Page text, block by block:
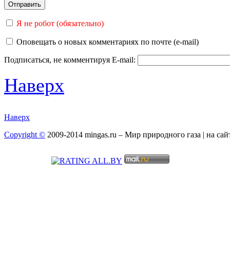
Я не робот (обязательно)
Оповещать о новых комментариях по почте (e-mail)
Подписаться, не комментируя E-mail:
Наверх
Наверх
Copyright © 2009-2014 mingas.ru – Мир природного газа | на